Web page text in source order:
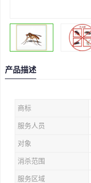
产品描述
商标
服务人员
对象
消杀范围
服务区域